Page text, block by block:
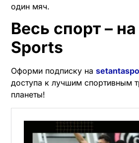
один мяч.
Весь спорт –
Sports
Оформи подписку на
доступа к лучшим спортивным
планеты!